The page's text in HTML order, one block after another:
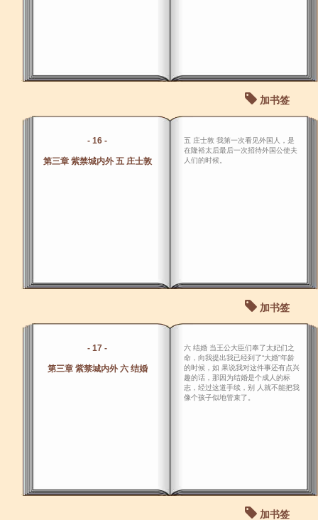
加书签
- 16 -
第三章 紫禁城内外 五 庄士敦
五 庄士敦 我第一次看见外国人，是
在隆裕太后最后一次招待外国公使夫
人们的时候。
加书签
- 17 -
第三章 紫禁城内外 六 结婚
六 结婚 当王公大臣们奉了太妃们之
命，向我提出我已经到了“大婚”年龄
的时候，如 果说我对这件事还有点兴
趣的话，那因为结婚是个成人的标
志，经过这道手续，别 人就不能把我
像个孩子似地管束了。
加书签